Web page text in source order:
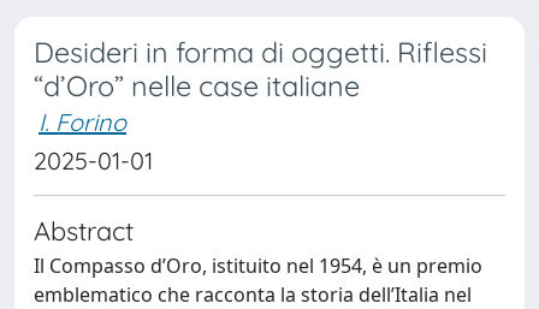
Desideri in forma di oggetti. Riflessi
“d’Oro” nelle case italiane
I. Forino
2025-01-01
Abstract
Il Compasso d’Oro, istituito nel 1954, è un premio
emblematico che racconta la storia dell’Italia nel